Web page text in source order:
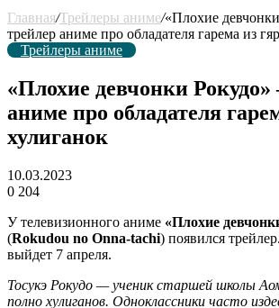
Главная/Трейлеры аниме/«Плохие
трейлер аниме про обладателя гарема из
Трейлеры аниме
«Плохие девчонки
аниме про обладателя
хулиганок
10.03.2023
0 204
У телевизионного аниме «Плохие
(Rokudou no Onna-tachi) появился
выйдет 7 апреля.
Тосукэ Рокудо — ученик старшей школы
полно хулиганов. Одноклассники часто